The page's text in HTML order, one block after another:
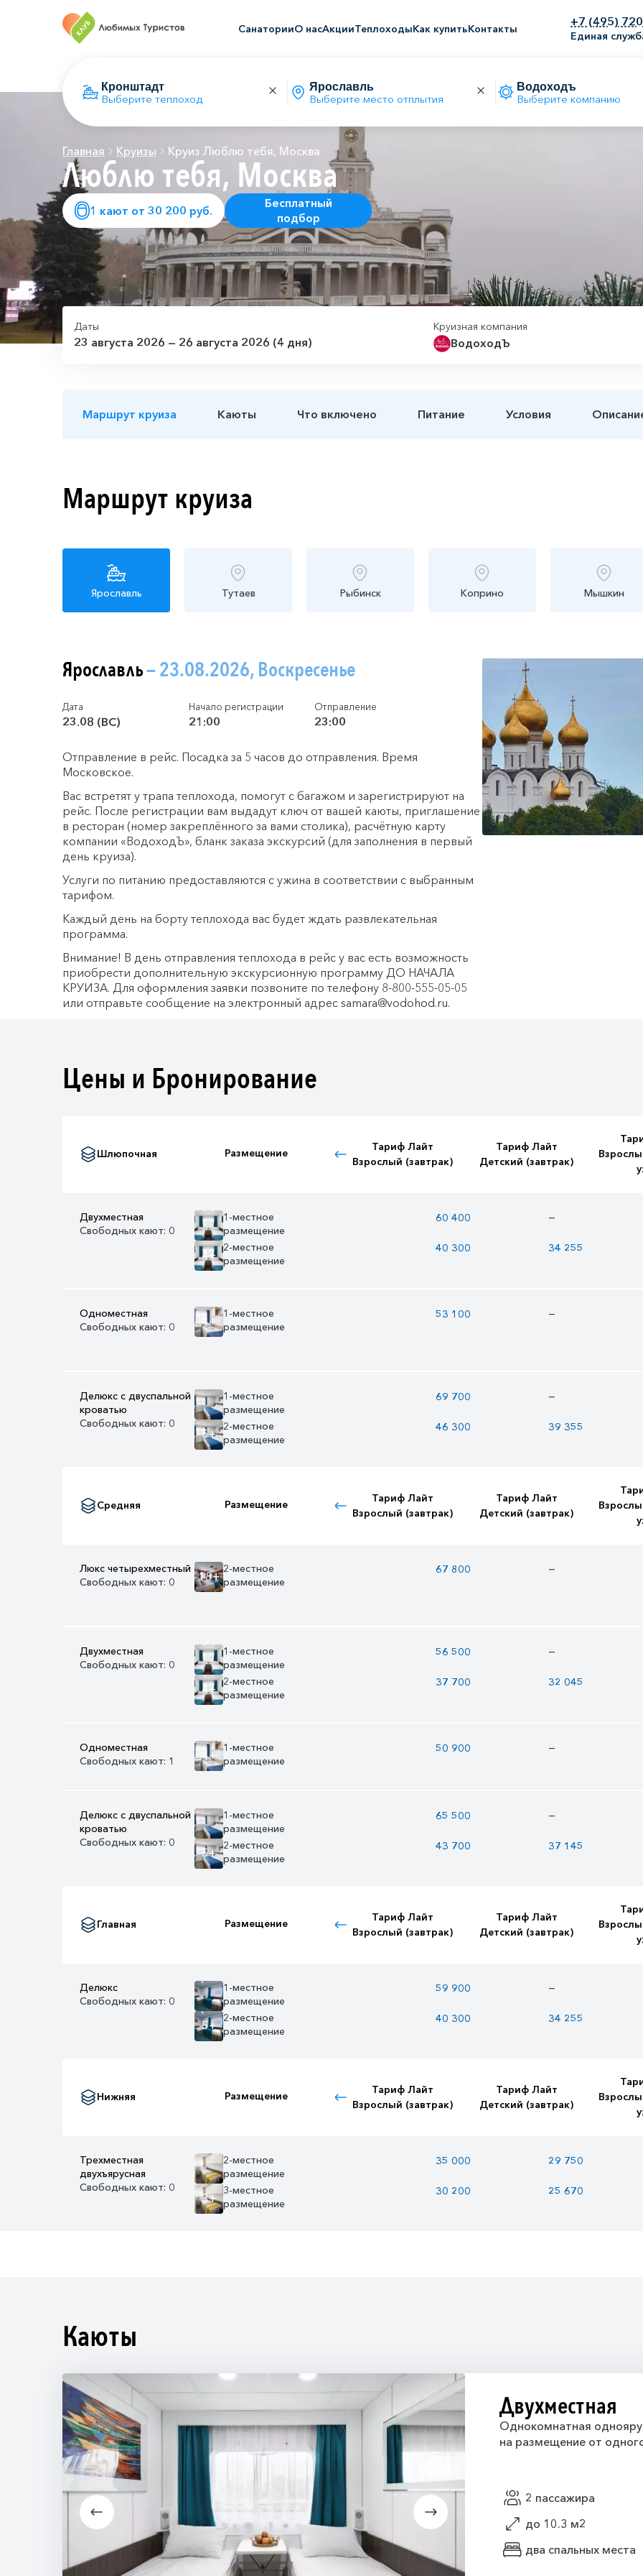
СанаторииО насАкцииТеплоходыКак купитьКонтакты
+7 (495)
Единая
Выберите теплоход Выберите место отплытия Выберите компанию
Главная Круизы Круиз Люблю тебя, Москва
Люблю тебя, Москва
1 кают от 30 200 руб.
Бесплатный
подбор
Даты
23 августа 2026 — 26 августа 2026 (4 дня)
Круизная компания
ВодоходЪ
Маршрут круиза Каюты Что включено Питание Условия
Маршрут круиза
Ярославль Тутаев Рыбинск Коприно Мышкин
Ярославль— 23.08.2026, Воскресенье
Дата
23.08 (ВС)
Начало регистрации
21:00
Отправление
23:00
Отправление в рейс. Посадка за 5 часов до отправления. Время
Московское.
Вас встретят у трапа теплохода, помогут с багажом и зарегистрируют на
рейс. После регистрации вам выдадут ключ от вашей каюты, приглашение
в ресторан (номер закреплённого за вами столика), расчётную карту
компании «ВодоходЪ», бланк заказа экскурсий (для заполнения в первый
день круиза).
Услуги по питанию предоставляются с ужина в соответствии с выбранным
тарифом.
Каждый день на борту теплохода вас будет ждать развлекательная
программа.
Внимание! В день отправления теплохода в рейс у вас есть возможность
приобрести дополнительную экскурсионную программу ДО НАЧАЛА
КРУИЗА. Для оформления заявки позвоните по телефону 8-800-555-05-05
или отправьте сообщение на электронный адрес samara@vodohod.ru.
Цены и Бронирование
Шлюпочная Размещение
Тариф Лайт
Взрослый (завтрак)
Тариф Лайт
Детский (завтрак)
Двухместная
Свободных кают: 0
1-местное
размещение
60 400 —
4+
2-местное
размещение
40 300 34 255
Одноместная
Свободных кают: 0
4+
1-местное
размещение
53 100 —
Делюкс с двуспальной
кроватью
Свободных кают: 0
1-местное
размещение
69 700 —
5+
2-местное
размещение
46 300 39 355
Средняя Размещение
Тариф Лайт
Взрослый (завтрак)
Тариф Лайт
Детский (завтрак)
Люкс четырехместный
Свободных кают: 0
18+
2-местное
размещение
67 800 —
Двухместная
Свободных кают: 0
1-местное
размещение
56 500 —
4+
2-местное
размещение
37 700 32 045
Одноместная
Свободных кают: 1
4+
1-местное
размещение
50 900 —
Делюкс с двуспальной
кроватью
Свободных кают: 0
1-местное
размещение
65 500 —
5+
2-местное
размещение
43 700 37 145
Главная Размещение
Тариф Лайт
Взрослый (завтрак)
Тариф Лайт
Детский (завтрак)
Делюкс
Свободных кают: 0
1-местное
размещение
59 900 —
5+
2-местное
размещение
40 300 34 255
Нижняя Размещение
Тариф Лайт
Взрослый (завтрак)
Тариф Лайт
Детский (завтрак)
Трехместная
двухъярусная
Свободных кают: 0
2-местное
размещение
35 000 29 750
3+
3-местное
размещение
30 200 25 670
Каюты
Двухместная
Однокомнатная
на размещение от
2 пассажира
до 10.3 м2
два спальных места